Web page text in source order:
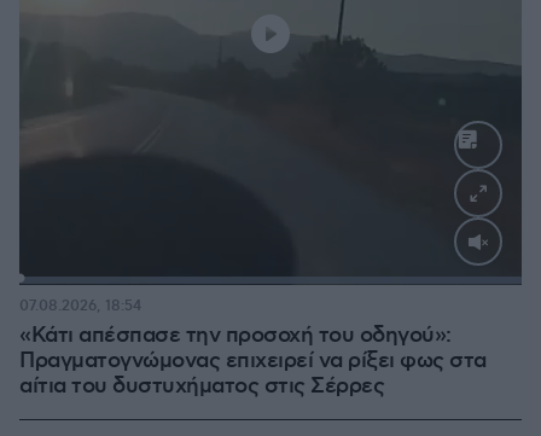
Loaded:
«Κάτι απέσπασε την προσοχή του οδηγού»:
Πραγματογνώμονας επιχειρεί να ρίξει φως στα
αίτια του δυστυχήματος στις Σέρρες
07.08.2026, 18:54